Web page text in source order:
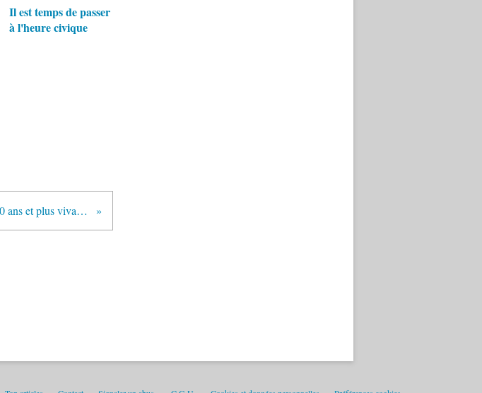
Il est temps de passer
à l'heure civique
Près de 60% des personnes de 80 ans et plus vivant à domicile sont "relativement autonomes"